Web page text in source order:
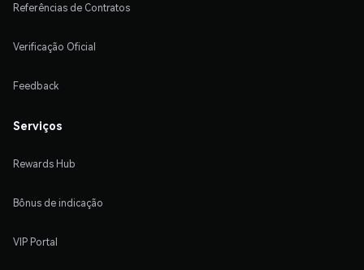
Referências de Contratos
Verificação Oficial
Feedback
Serviços
Rewards Hub
Bônus de indicação
VIP Portal